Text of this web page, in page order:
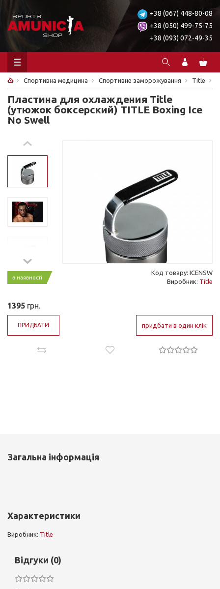
+38 (067) 448-80-08
+38 (050) 499-75-75
+38 (093) 072-49-35
Спортивна медицина Спортивне заморожування Title
Пластина для охлаждения Title
(утюжок боксерский) TITLE Boxing Ice
No Swell
в наявності
Код товару: ICENSW
Виробник: Title
1395 грн.
ПРИДБАТИ придбати в один клік
Загальна інформація
Характеристики
Виробник: Title
Відгуки (0)